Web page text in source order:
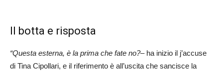
Il botta e risposta
“Questa esterna, è la prima che fate no?– ha inizio il j’accuse
di Tina Cipollari, e il riferimento è all’uscita che sancisce la